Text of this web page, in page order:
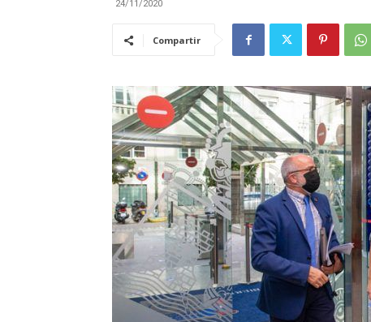
24/11/2020
Compartir